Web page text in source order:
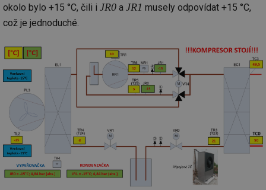
okolo bylo +15 °C, čili i JR0 a JR1 musely odpovídat +15 °C,
což je jednoduché.